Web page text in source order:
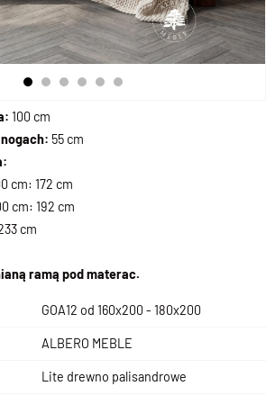
100 cm
55 cm
cm: 172 cm
cm: 192 cm
cm
ramą pod materac.
GOA12 od 160x200 - 180x200
ALBERO MEBLE
Lite drewno palisandrowe